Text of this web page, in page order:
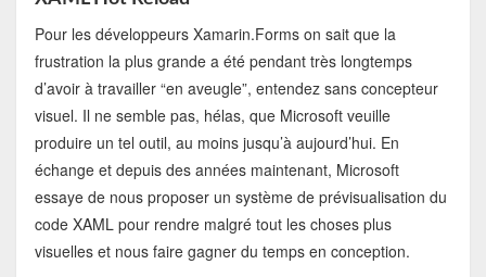
Pour les développeurs Xamarin.Forms on sait que la
frustration la plus grande a été pendant très longtemps
d’avoir à travailler “en aveugle”, entendez sans concepteur
visuel. Il ne semble pas, hélas, que Microsoft veuille
produire un tel outil, au moins jusqu’à aujourd’hui. En
échange et depuis des années maintenant, Microsoft
essaye de nous proposer un système de prévisualisation du
code XAML pour rendre malgré tout les choses plus
visuelles et nous faire gagner du temps en conception.